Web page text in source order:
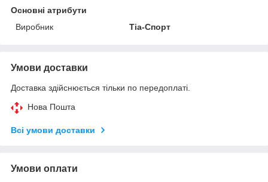
Основні атрибути
Виробник
Тіа-Спорт
Умови доставки
Доставка здійснюється тільки по передоплаті.
Нова Пошта
Всі умови доставки
Умови оплати